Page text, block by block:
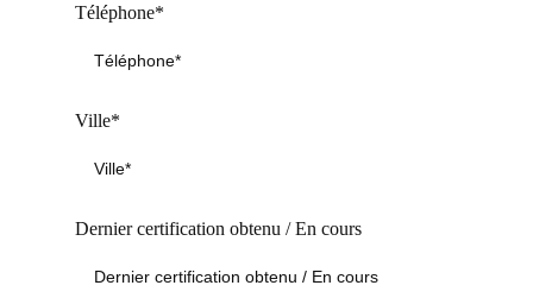
Téléphone*
Ville*
Dernier certification obtenu / En cours